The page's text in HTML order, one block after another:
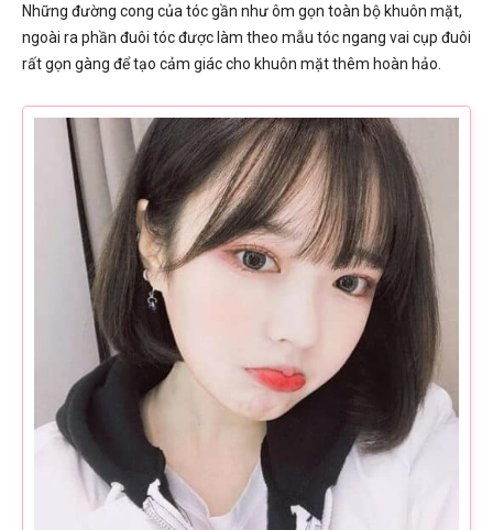
Những đường cong của tóc gần như ôm gọn toàn bộ khuôn mặt,
ngoài ra phần đuôi tóc được làm theo mẫu tóc ngang vai cụp đuôi
rất gọn gàng để tạo cảm giác cho khuôn mặt thêm hoàn hảo.